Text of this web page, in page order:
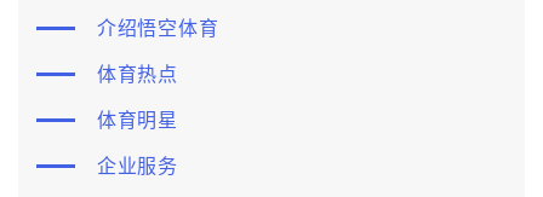
介绍悟空体育
体育热点
体育明星
企业服务